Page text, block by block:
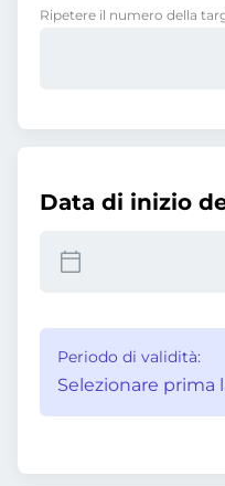
Ripetere il numero della
Data di inizio
Periodo di validità:
Selezionare prima